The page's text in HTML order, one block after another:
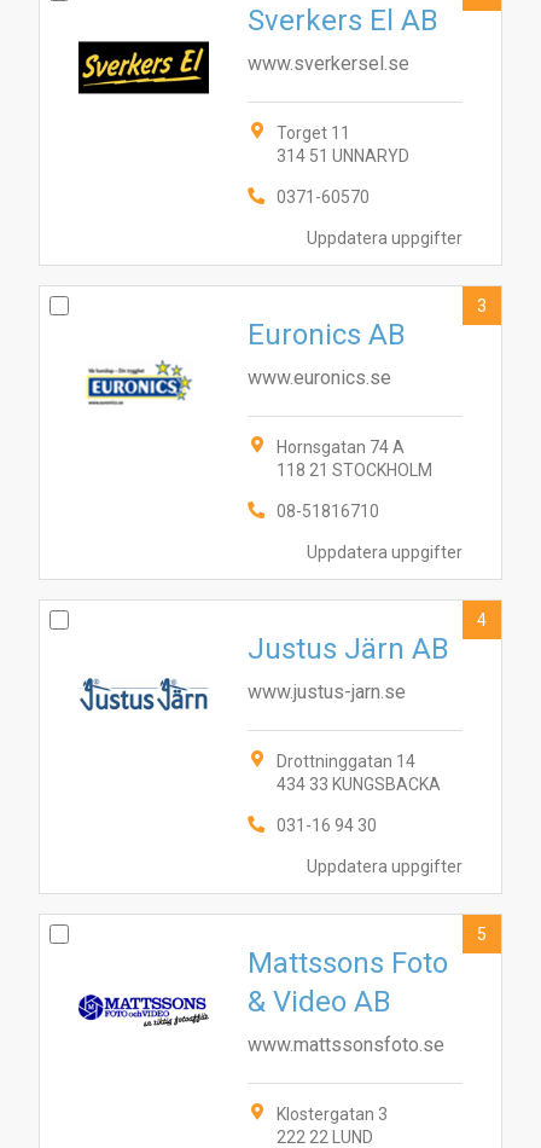
Uppdatera uppgifter
Sverkers El AB
www.sverkersel.se
Torget 11
314 51 UNNARYD
0371-60570
Uppdatera uppgifter
Euronics AB
www.euronics.se
Hornsgatan 74 A
118 21 STOCKHOLM
08-51816710
3
Uppdatera uppgifter
Justus Järn AB
www.justus-jarn.se
Drottninggatan 14
434 33 KUNGSBACKA
031-16 94 30
4
Mattssons Foto
& Video AB
www.mattssonsfoto.se
Klostergatan 3
222 22 LUND
5